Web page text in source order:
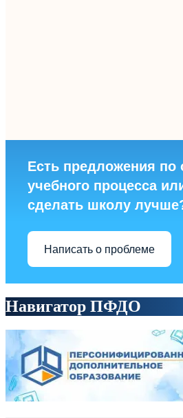
Есть предложения по
учебного процесса
сделать школу
Написать о проблеме
Навигатор ПФДО